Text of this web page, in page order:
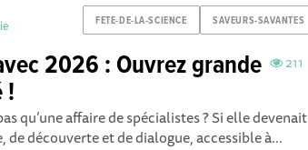
FETE-DE-LA-SCIENCE SAVEURS-SAVANTES
211
2026 : Ouvrez grande
!
qu’une affaire de spécialistes ? Si elle devenait
de découverte et de dialogue, accessible à...